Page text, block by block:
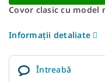
Covor clasic cu
Informaţii detaliate
Întreabă